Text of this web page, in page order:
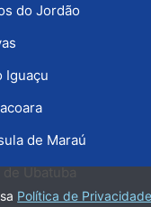
do Jordão
Iguaçu
de Maraú
de Ubatuba
Política de Privacidade